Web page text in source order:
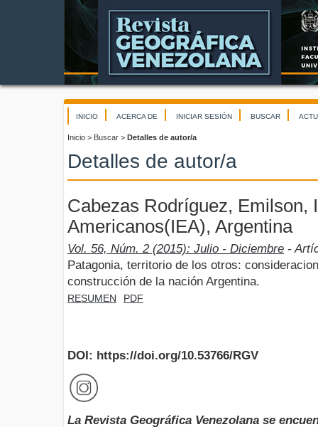
INICIO ACERCA DE INICIAR SESIÓN BUSCAR
Inicio > Buscar > Detalles de autor/a
Detalles de autor/a
Cabezas Rodríguez, Emilson,
Americanos(IEA), Argentina
Vol. 56, Núm. 2 (2015): Julio - Diciembre -
Patagonia, territorio de los otros:
construcción de la nación Argentina.
RESUMEN PDF
DOI: https://doi.org/10.53766/RGV
La Revista Geográfica Venezolana se